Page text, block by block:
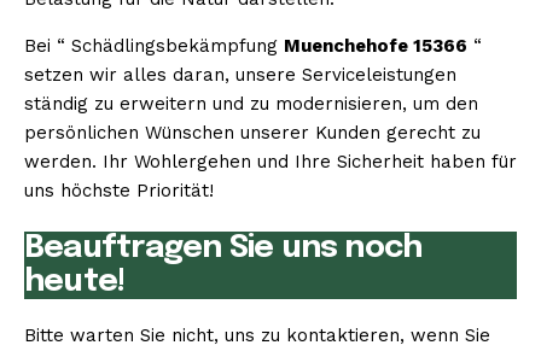
Bei “ Schädlingsbekämpfung Muenchehofe 15366 “
setzen wir alles daran, unsere Serviceleistungen
ständig zu erweitern und zu modernisieren, um den
persönlichen Wünschen unserer Kunden gerecht zu
werden. Ihr Wohlergehen und Ihre Sicherheit haben für
uns höchste Priorität!
Beauftragen Sie uns noch
heute!
Bitte warten Sie nicht, uns zu kontaktieren, wenn Sie